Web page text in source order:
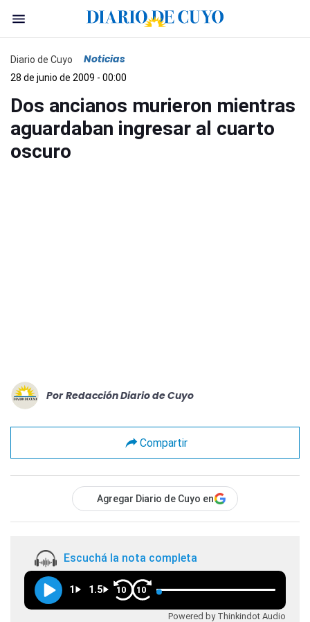
Diario de Cuyo Noticias
28 de junio de 2009 - 00:00
Dos ancianos murieron mientras
aguardaban ingresar al cuarto
oscuro
Por Redacción Diario de Cuyo
Compartir
Agregar Diario de Cuyo en
Escuchá la nota completa
1 1.5 10 10
Powered by Thinkindot Audio